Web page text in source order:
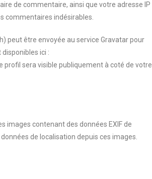
de commentaire, ainsi que votre adresse IP
commentaires indésirables.
peut être envoyée au service Gravatar pour
ici :
sera visible publiquement à coté de votre
images contenant des données EXIF de
de localisation depuis ces images.